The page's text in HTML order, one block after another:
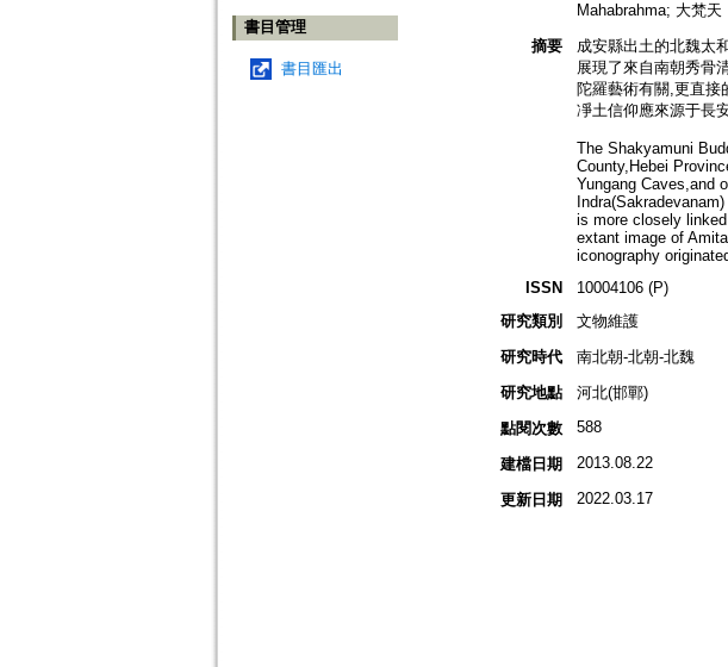
書目管理
書目匯出
Mahabrahma; 大梵天
摘要
成安縣出土的北魏太
展現了來自南朝秀骨
陀羅藝術有關,更直接
凈土信仰應來源于長安
The Shakyamuni
County,Hebei
Yungang Caves,and
is more closely
extant image of
iconography
ISSN
10004106 (P)
研究類別
文物維護
研究時代
南北朝-北朝-北魏
研究地點
河北(邯鄲)
點閱次數
588
建檔日期 2013.08.22
更新日期 2022.03.17